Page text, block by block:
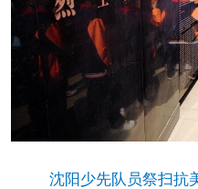
沈阳少先队员祭扫抗